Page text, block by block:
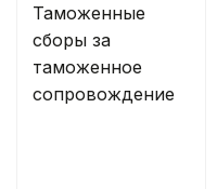
Таможенные
сборы за
таможенное
сопровождение